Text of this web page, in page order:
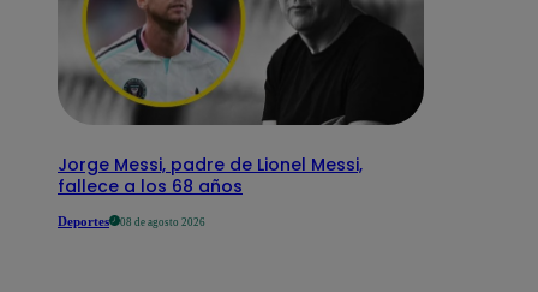
Jorge Messi, padre de Lionel Messi,
fallece a los 68 años
Deportes 08 de agosto 2026